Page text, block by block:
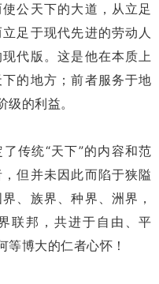
公天下的大道，从立足
足于现代先进的劳动人
代版。这是他在本质上
的地方；前者服务于地
的利益。
传统“天下”的内容和范
但并未因此而陷于狭隘
、族界、种界、洲界，
联邦，共进于自由、平
博大的仁者心怀！